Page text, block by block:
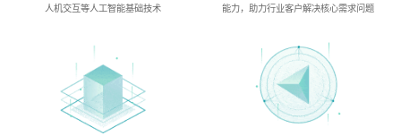
人机交互等人工智能基础技术
能力，助力行业客户解决核心需求问题